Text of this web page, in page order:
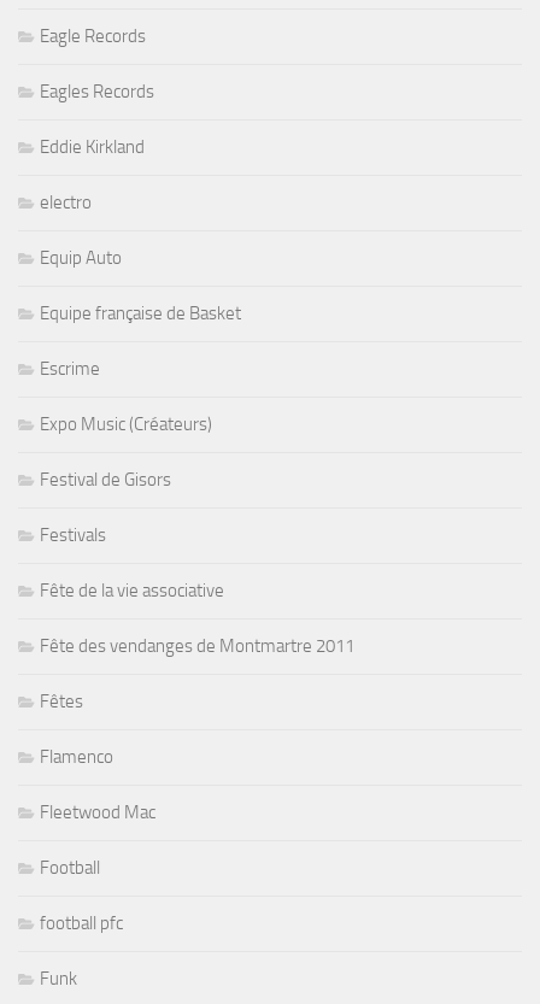
Eagle Records
Eagles Records
Eddie Kirkland
electro
Equip Auto
Equipe française de Basket
Escrime
Expo Music (Créateurs)
Festival de Gisors
Festivals
Fête de la vie associative
Fête des vendanges de Montmartre 2011
Fêtes
Flamenco
Fleetwood Mac
Football
football pfc
Funk